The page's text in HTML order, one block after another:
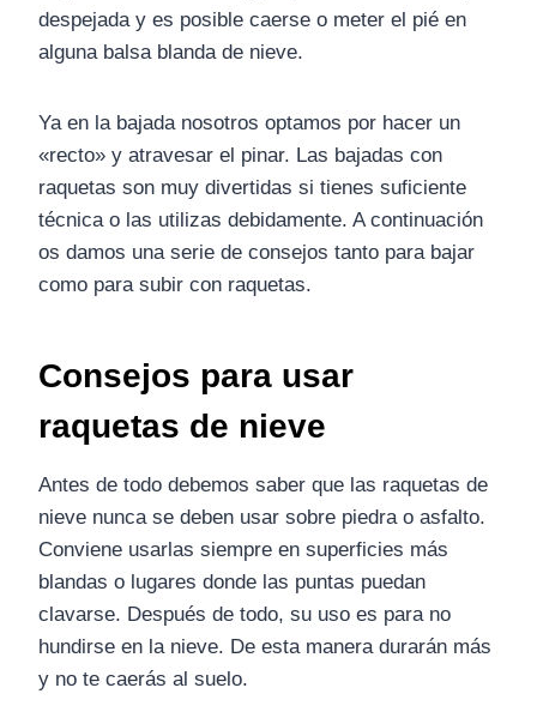
despejada y es posible caerse o meter el pié en
alguna balsa blanda de nieve.
Ya en la bajada nosotros optamos por hacer un
«recto» y atravesar el pinar. Las bajadas con
raquetas son muy divertidas si tienes suficiente
técnica o las utilizas debidamente. A continuación
os damos una serie de consejos tanto para bajar
como para subir con raquetas.
Consejos para usar
raquetas de nieve
Antes de todo debemos saber que las raquetas de
nieve nunca se deben usar sobre piedra o asfalto.
Conviene usarlas siempre en superficies más
blandas o lugares donde las puntas puedan
clavarse. Después de todo, su uso es para no
hundirse en la nieve. De esta manera durarán más
y no te caerás al suelo.